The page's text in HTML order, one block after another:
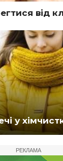
від
у
РЕКЛАМА